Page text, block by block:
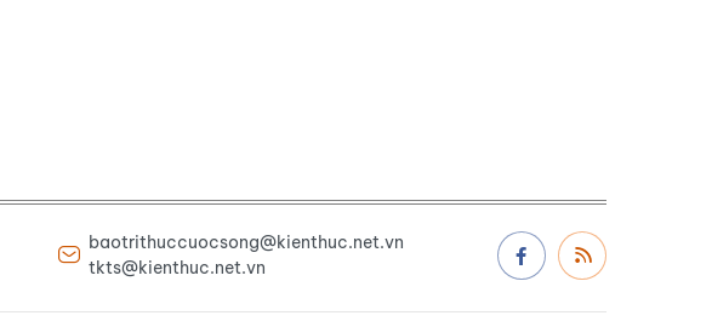
baotrithuccuocsong@kienthuc.net.vn
tkts@kienthuc.net.vn